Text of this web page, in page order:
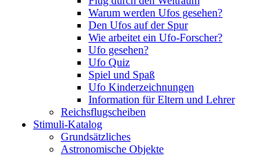
Warum werden Ufos gesehen?
Den Ufos auf der Spur
Wie arbeitet ein Ufo-Forscher?
Ufo gesehen?
Ufo Quiz
Spiel und Spaß
Ufo Kinderzeichnungen
Information für Eltern und Lehrer
Reichsflugscheiben
Stimuli-Katalog
Grundsätzliches
Astronomische Objekte